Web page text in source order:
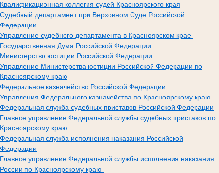
Квалификационная коллегия судей Красноярского края
Судебный департамент при Верховном Суде Российской
Федерации
Управление судебного департамента в Красноярском крае
Государственная Дума Российской Федерации
Министерство юстиции Российской Федерации
Управление Министерства юстиции Российской Федерации по
Красноярскому краю
Федеральное казначейство Российской Федерации
Управления Федерального казначейства по Красноярскому краю
Федеральная служба судебных приставов Российской Федерации
Главное управление Федеральной службы судебных приставов по
Красноярскому краю
Федеральная служба исполнения наказания Российской
Федерации
Главное управление Федеральной службы исполнения наказания
России по Красноярскому краю